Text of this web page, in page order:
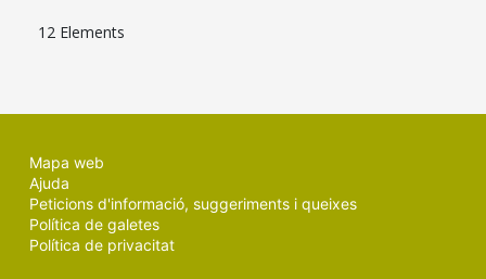
12 Elements
Mapa web
Ajuda
Peticions d'informació, suggeriments i queixes
Política de galetes
Política de privacitat